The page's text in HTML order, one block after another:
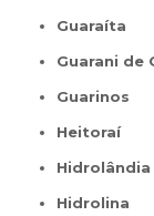
Guaraíta
Guarani de
Guarinos
Heitoraí
Hidrolândia
Hidrolina